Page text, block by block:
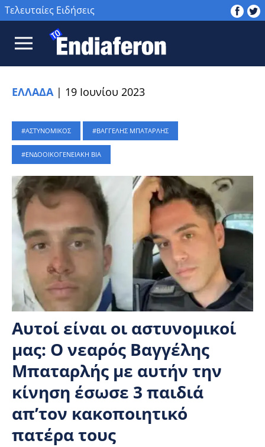
Τελευταίες Ειδήσεις
ΕΛΛΑΔΑ | 19 Ιουνίου 2023
ΑΣΤΥΝΟΜΙΚΟΣ ΒΑΓΓΕΛΗΣ ΜΠΑΤΑΡΛΗΣ
ΕΝΔΟΟΙΚΟΓΕΝΕΙΑΚΗ ΒΙΑ
Αυτοί είναι οι αστυνομικοί
μας: Ο νεαρός Βαγγέλης
Μπαταρλής με αυτήν την
κίνηση έσωσε 3 παιδιά
απ’τον κακοποιητικό
πατέρα τους